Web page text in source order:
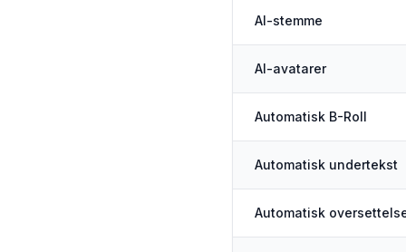
AI-stemme
AI-avatarer
Automatisk B-Roll
Automatisk undertekst
Automatisk